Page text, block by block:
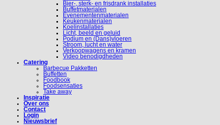
Bier-, sterk- en frisdrank installaties
Buffetmaterialen
Evenementenmaterialen
Keukenmaterialen
Koelinstallaties
Licht, beeld en geluid
Podium en (Dans)vloeren
Stroom, lucht en water
Verkoopwagens en kramen
Video benodigdheden
Catering
Barbecue Pakketten
Buffetten
Foodbook
Foodsensaties
Take away
Inspiratie
Over ons
Contact
Login
Nieuwsbrief